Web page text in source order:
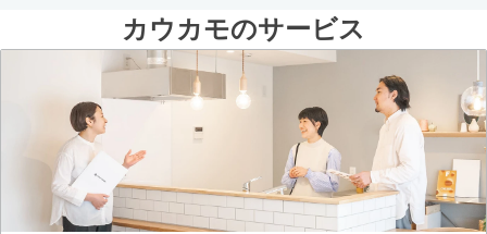
カウカモのサービス